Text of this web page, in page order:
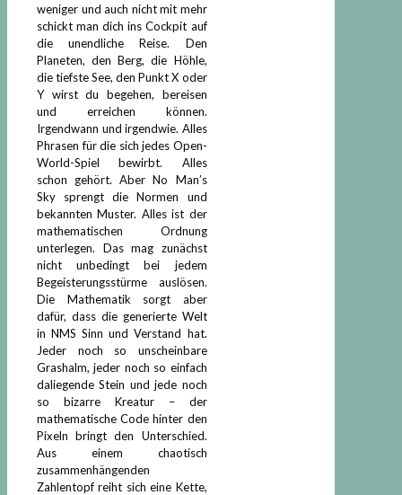
weniger und auch nicht mit mehr
schickt man dich ins Cockpit auf
die unendliche Reise. Den
Planeten, den Berg, die Höhle,
die tiefste See, den Punkt X oder
Y wirst du begehen, bereisen
und erreichen können.
Irgendwann und irgendwie. Alles
Phrasen für die sich jedes Open-
World-Spiel bewirbt. Alles
schon gehört. Aber No Man’s
Sky sprengt die Normen und
bekannten Muster. Alles ist der
mathematischen Ordnung
unterlegen. Das mag zunächst
nicht unbedingt bei jedem
Begeisterungsstürme auslösen.
Die Mathematik sorgt aber
dafür, dass die generierte Welt
in NMS Sinn und Verstand hat.
Jeder noch so unscheinbare
Grashalm, jeder noch so einfach
daliegende Stein und jede noch
so bizarre Kreatur – der
mathematische Code hinter den
Pixeln bringt den Unterschied.
Aus einem chaotisch
zusammenhängenden
Zahlentopf reiht sich eine Kette,